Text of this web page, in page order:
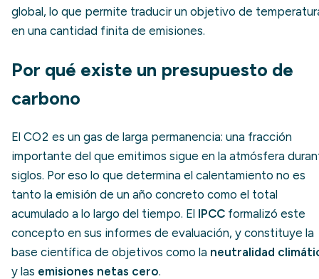
global, lo que permite traducir un objetivo de
en una cantidad finita de emisiones.
Por qué existe un presupuesto de
carbono
El CO2 es un gas de larga permanencia: una fracción
importante del que emitimos sigue en la atmósfera
siglos. Por eso lo que determina el calentamiento no es
tanto la emisión de un año concreto como el total
acumulado a lo largo del tiempo. El IPCC formalizó este
concepto en sus informes de evaluación, y constituye la
base científica de objetivos como la neutralidad
y las emisiones netas cero.